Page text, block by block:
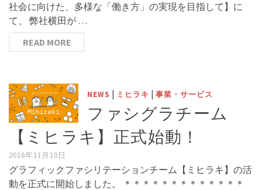
社会に向けた、多様な「働き方」の実現を目指して】に
て、 弊社横田が …
READ MORE
NEWS | ミヒラキ |事業・サービス
ファシグラチーム
【ミヒラキ】正式始動！
2016年11月10日
グラフィックファシリテーションチーム【ミヒラキ】の活
動を正式に開始しました。 ＊＊＊＊＊＊＊＊＊＊＊＊＊